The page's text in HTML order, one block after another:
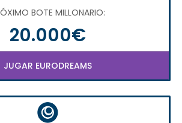
BOTE MILLONARIO:
20.000€
JUGAR EURODREAMS